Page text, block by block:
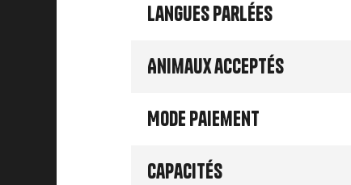
Langues parlées
Animaux acceptés
Mode paiement
Capacités